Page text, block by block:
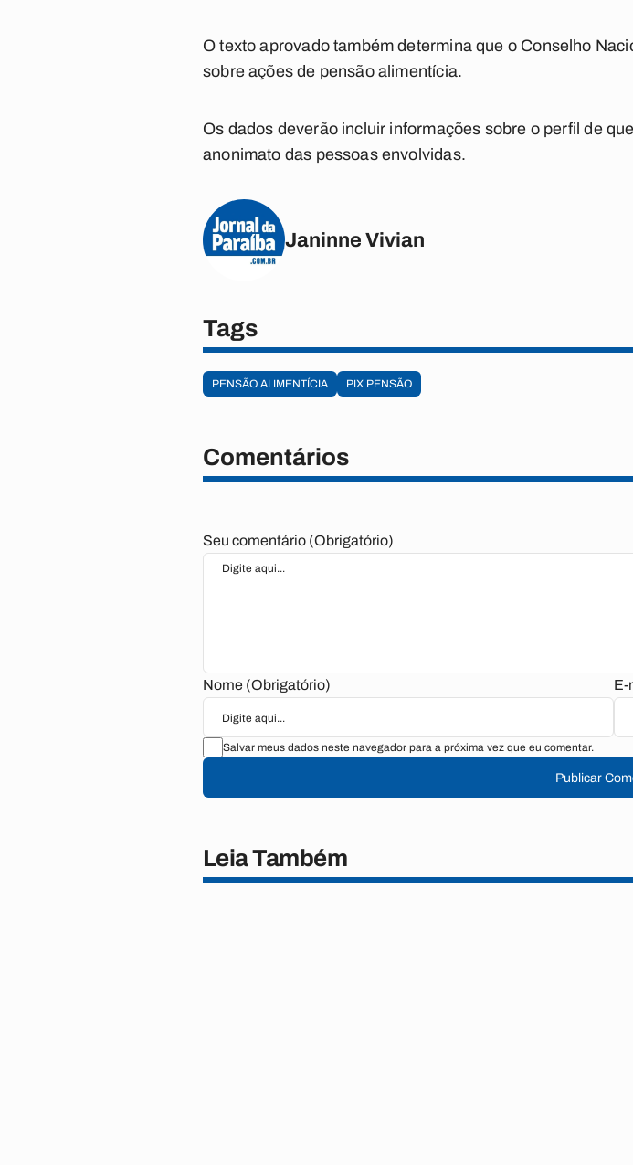
O texto aprovado também determina que o Conselho
sobre ações de pensão alimentícia.
Os dados deverão incluir informações sobre o perfil de
anonimato das pessoas envolvidas.
Janinne Vivian
Tags
PENSÃO ALIMENTÍCIA PIX PENSÃO
Comentários
Seu comentário (Obrigatório)
Nome (Obrigatório) E-
Salvar meus dados neste navegador para a próxima vez que eu comentar.
Publicar
Leia Também